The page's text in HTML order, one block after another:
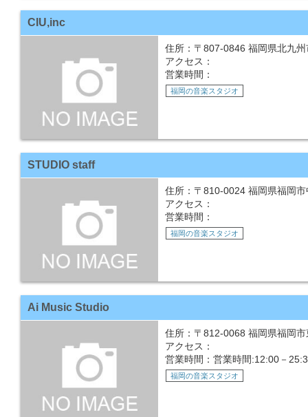
CIU,inc
住所：〒807-0846 福岡県北九
アクセス：
営業時間：
福岡の音楽スタジオ
STUDIO staff
住所：〒810-0024 福岡県福岡
アクセス：
営業時間：
福岡の音楽スタジオ
Ai Music Studio
住所：〒812-0068 福岡県福岡
アクセス：
営業時間：営業時間:12:00－
福岡の音楽スタジオ